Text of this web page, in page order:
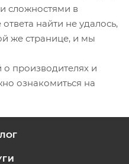
сложностями в
найти не удалось,
же странице, и мы
производителях и
ознакомиться на